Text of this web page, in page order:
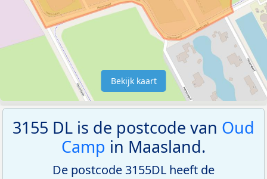
Bekijk kaart
3155 DL is de postcode van Oud
Camp in Maasland.
De postcode 3155DL heeft de